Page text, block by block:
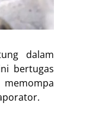
dalam
bertugas